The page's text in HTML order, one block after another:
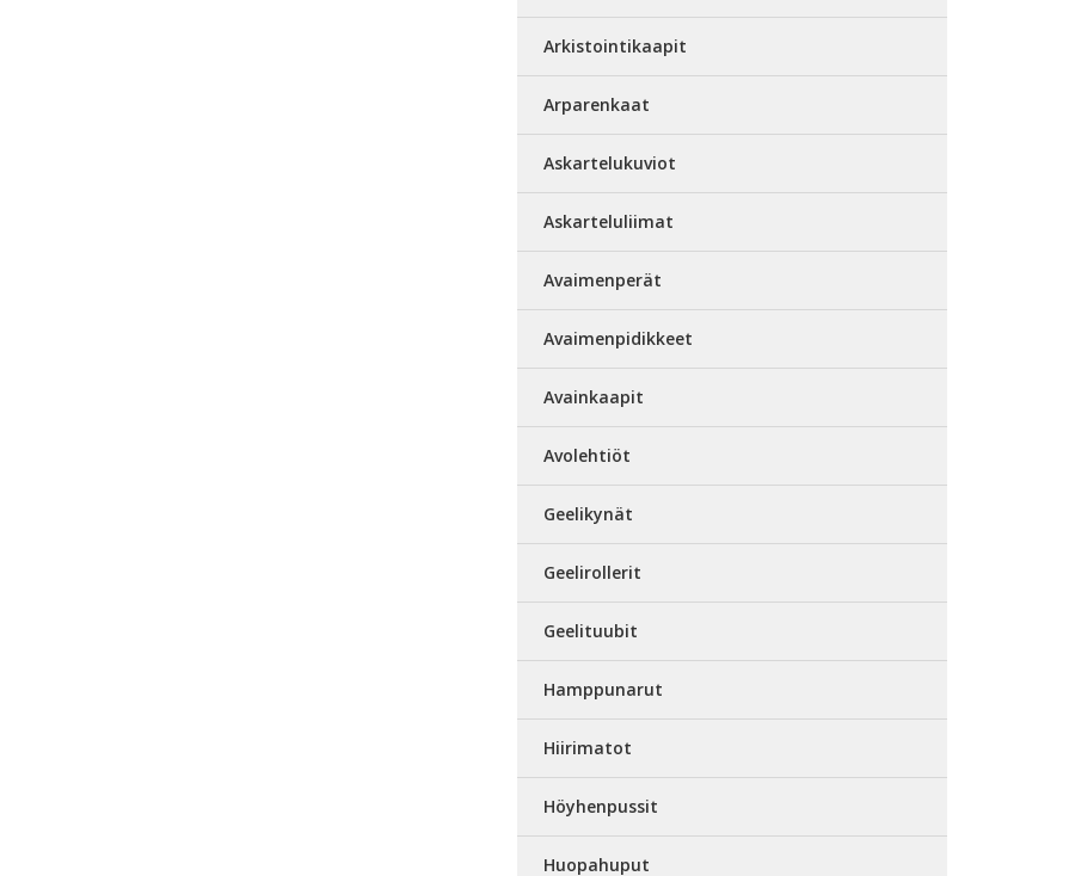
Arkistointikaapit
Arparenkaat
Askartelukuviot
Askarteluliimat
Avaimenperät
Avaimenpidikkeet
Avainkaapit
Avolehtiöt
Geelikynät
Geelirollerit
Geelituubit
Hamppunarut
Hiirimatot
Höyhenpussit
Huopahuput